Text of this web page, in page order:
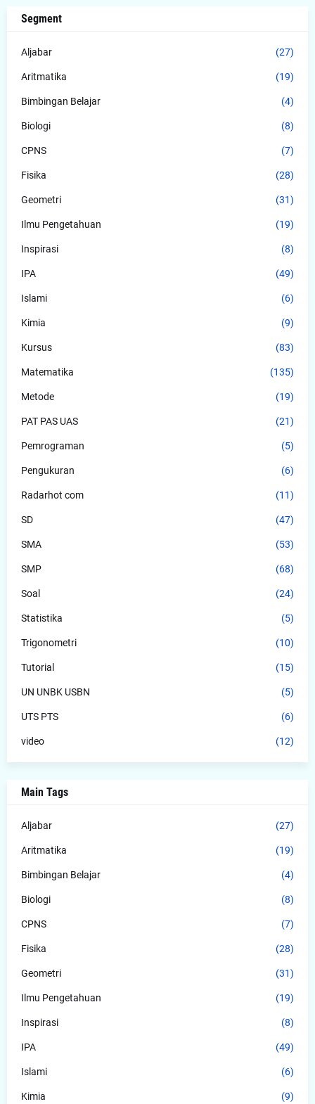
Segment
Aljabar (27)
Aritmatika (19)
Bimbingan Belajar (4)
Biologi (8)
CPNS (7)
Fisika (28)
Geometri (31)
Ilmu Pengetahuan (19)
Inspirasi (8)
IPA (49)
Islami (6)
Kimia (9)
Kursus (83)
Matematika (135)
Metode (19)
PAT PAS UAS (21)
Pemrograman (5)
Pengukuran (6)
Radarhot com (11)
SD (47)
SMA (53)
SMP (68)
Soal (24)
Statistika (5)
Trigonometri (10)
Tutorial (15)
UN UNBK USBN (5)
UTS PTS (6)
video (12)
Main Tags
Aljabar (27)
Aritmatika (19)
Bimbingan Belajar (4)
Biologi (8)
CPNS (7)
Fisika (28)
Geometri (31)
Ilmu Pengetahuan (19)
Inspirasi (8)
IPA (49)
Islami (6)
Kimia (9)